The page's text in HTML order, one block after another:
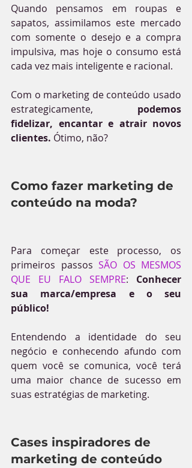
Quando pensamos em roupas e
sapatos, assimilamos este mercado
com somente o desejo e a compra
impulsiva, mas hoje o consumo está
cada vez mais inteligente e racional.
Com o marketing de conteúdo usado
estrategicamente, podemos
fidelizar, encantar e atrair novos
clientes. Ótimo, não?
Como fazer marketing de
conteúdo na moda?
Para começar este processo, os
primeiros passos SÃO OS MESMOS
QUE EU FALO SEMPRE: Conhecer
sua marca/empresa e o seu
público!
Entendendo a identidade do seu
negócio e conhecendo afundo com
quem você se comunica, você terá
uma maior chance de sucesso em
suas estratégias de marketing.
Cases inspiradores de
marketing de conteúdo